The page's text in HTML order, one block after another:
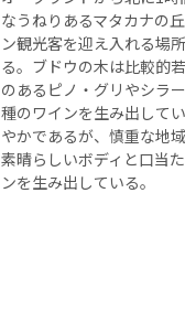
なうねりあるマタカナの
ン観光客を迎え入れる場
る。ブドウの木は比較的
のあるピノ・グリやシラ
種のワインを生み出して
やかであるが、慎重な地域
素晴らしいボディと口当
ンを生み出している。